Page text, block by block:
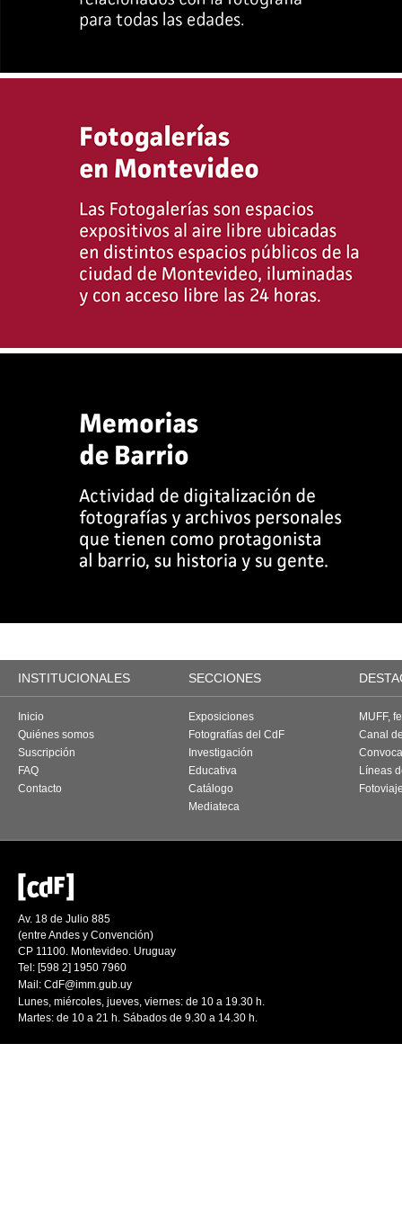
INSTITUCIONALES SECCIONES
Inicio
Quiénes somos
Suscripción
FAQ
Contacto
Exposiciones
Fotografías del CdF
Investigación
Educativa
Catálogo
Mediateca
MUFF,
Canal
Líneas
Av. 18 de Julio 885
(entre Andes y Convención)
CP 11100. Montevideo. Uruguay
Tel: [598 2] 1950 7960
Mail: CdF@imm.gub.uy
Lunes, miércoles, jueves, viernes: de 10 a 19.30 h.
Martes: de 10 a 21 h. Sábados de 9.30 a 14.30 h.